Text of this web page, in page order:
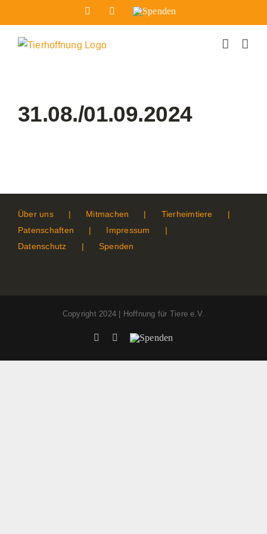
Inhalt
springen
FacebookInstagram
Spenden
31.08./01.09.2024
Über uns Mitmachen
Tierheimtiere
Patenschaften
Impressum
Datenschutz
Spenden
Copyright 2024 | Hoffnung für Tiere e.V.
FacebookInstagram
Spenden